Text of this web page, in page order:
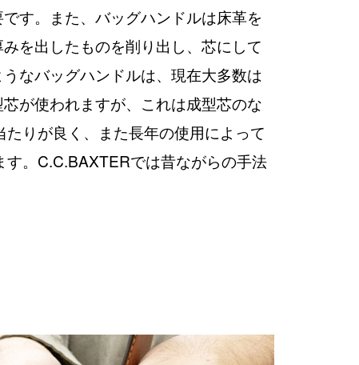
です。また、バッグハンドルは床革を
を出したものを削り出し、芯にして
なバッグハンドルは、現在大多数は
が使われますが、これは成型芯のな
りが良く、また長年の使用によって
。C.C.BAXTERでは昔ながらの手法